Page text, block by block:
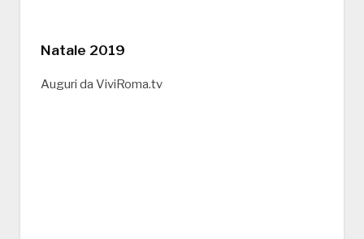
Natale 2019
Auguri da ViviRoma.tv